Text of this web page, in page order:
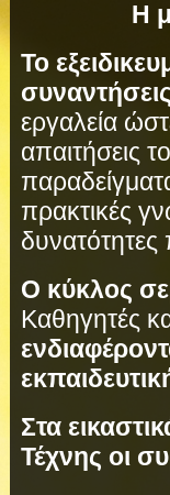
Η
Το
συναντήσεις
εργαλεία
απαιτήσεις
πρακτικές
δυνατότητες
Ο κύκλος
Καθηγητές
Στα
Τέχνης οι